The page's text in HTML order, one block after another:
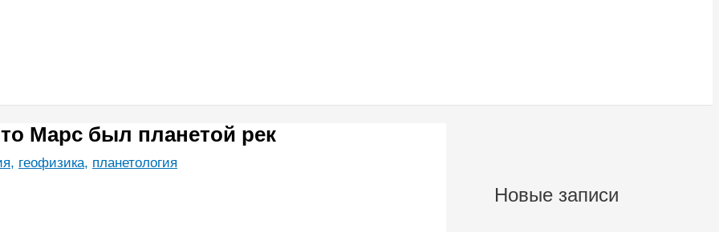
Марс был планетой рек
, геофизика, планетология
Новые записи